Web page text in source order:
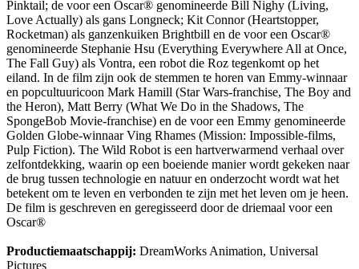
Pinktail; de voor een Oscar® genomineerde Bill Nighy (Living,
Love Actually) als gans Longneck; Kit Connor (Heartstopper,
Rocketman) als ganzenkuiken Brightbill en de voor een Oscar®
genomineerde Stephanie Hsu (Everything Everywhere All at Once,
The Fall Guy) als Vontra, een robot die Roz tegenkomt op het
eiland. In de film zijn ook de stemmen te horen van Emmy-winnaar
en popcultuuricoon Mark Hamill (Star Wars-franchise, The Boy and
the Heron), Matt Berry (What We Do in the Shadows, The
SpongeBob Movie-franchise) en de voor een Emmy genomineerde
Golden Globe-winnaar Ving Rhames (Mission: Impossible-films,
Pulp Fiction). The Wild Robot is een hartverwarmend verhaal over
zelfontdekking, waarin op een boeiende manier wordt gekeken naar
de brug tussen technologie en natuur en onderzocht wordt wat het
betekent om te leven en verbonden te zijn met het leven om je heen.
De film is geschreven en geregisseerd door de driemaal voor een
Oscar®
Productiemaatschappij: DreamWorks Animation, Universal
Pictures